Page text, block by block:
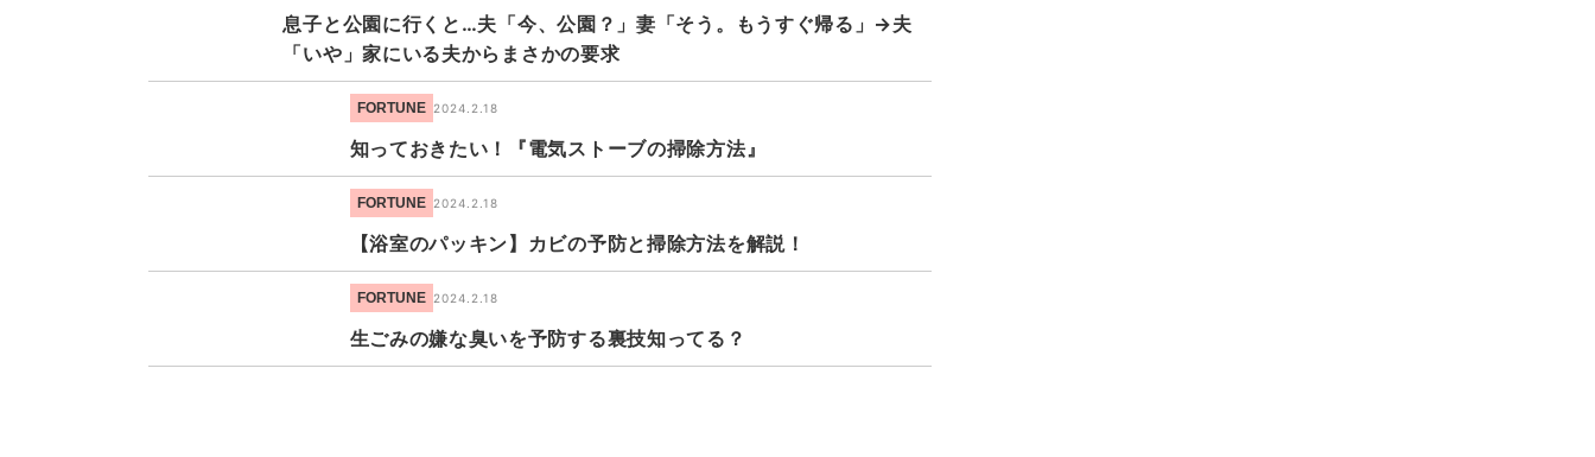
息子と公園に行くと…夫「今、公園？」妻「そう。もうすぐ帰る」→夫
「いや」家にいる夫からまさかの要求
FORTUNE 2024.2.18
知っておきたい！『電気ストーブの掃除方法』
FORTUNE 2024.2.18
【浴室のパッキン】カビの予防と掃除方法を解説！
FORTUNE 2024.2.18
生ごみの嫌な臭いを予防する裏技知ってる？